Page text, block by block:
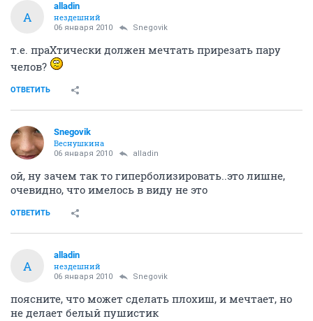
A
alladin
нездешний
06 января 2010 Snegovik
т.е. праХтически должен мечтать прирезать пару
челов?
ОТВЕТИТЬ
Snegovik
Веснушкина
06 января 2010 alladin
ой, ну зачем так то гиперболизировать..это лишне,
очевидно, что имелось в виду не это
ОТВЕТИТЬ
A
alladin
нездешний
06 января 2010 Snegovik
поясните, что может сделать плохиш, и мечтает, но
не делает белый пушистик